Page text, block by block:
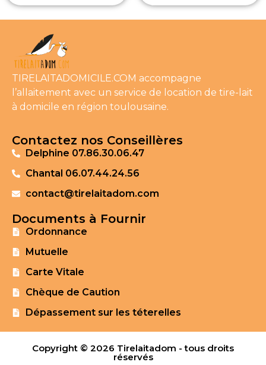
TIRELAITADOMICILE.COM accompagne
l’allaitement avec un service de location de tire-lait
à domicile en région toulousaine.
Contactez nos Conseillères
Delphine 07.86.30.06.47
Chantal 06.07.44.24.56
contact@tirelaitadom.com
Documents à Fournir
Ordonnance
Mutuelle
Carte Vitale
Chèque de Caution
Dépassement sur les téterelles
Copyright © 2026 Tirelaitadom - tous droits
réservés